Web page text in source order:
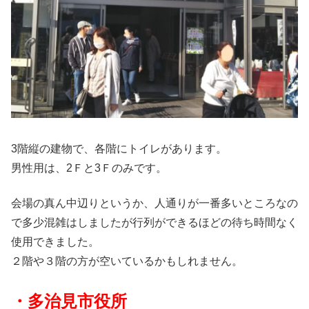
3階縦の建物で、各階にトイレがあります。
男性用は、2Ｆと3Ｆのみです。
会場の真ん中辺りというか、人通りが一番多いところなの
で多少混雑はしましたが行列ができるほどの待ち時間なく
使用できました。
２階や３階の方が空いているかもしれません。
・多治見市役所